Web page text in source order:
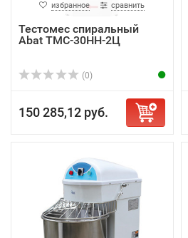
избранное сравнить
Тестомес спиральный
Abat ТМС-30НН-2Ц
(0)
150 285,12 руб.